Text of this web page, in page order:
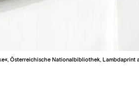
Österreichische Nationalbibliothek, Lambdaprint